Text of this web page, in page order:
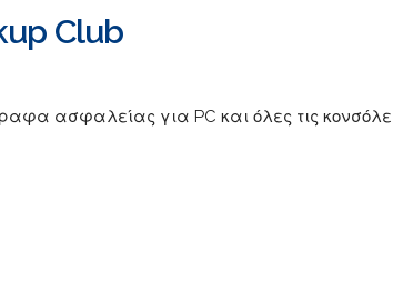
Club
ασφαλείας για PC και όλες τις